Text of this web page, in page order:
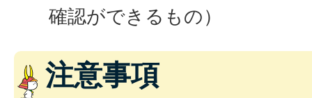
確認ができるもの）
注意事項